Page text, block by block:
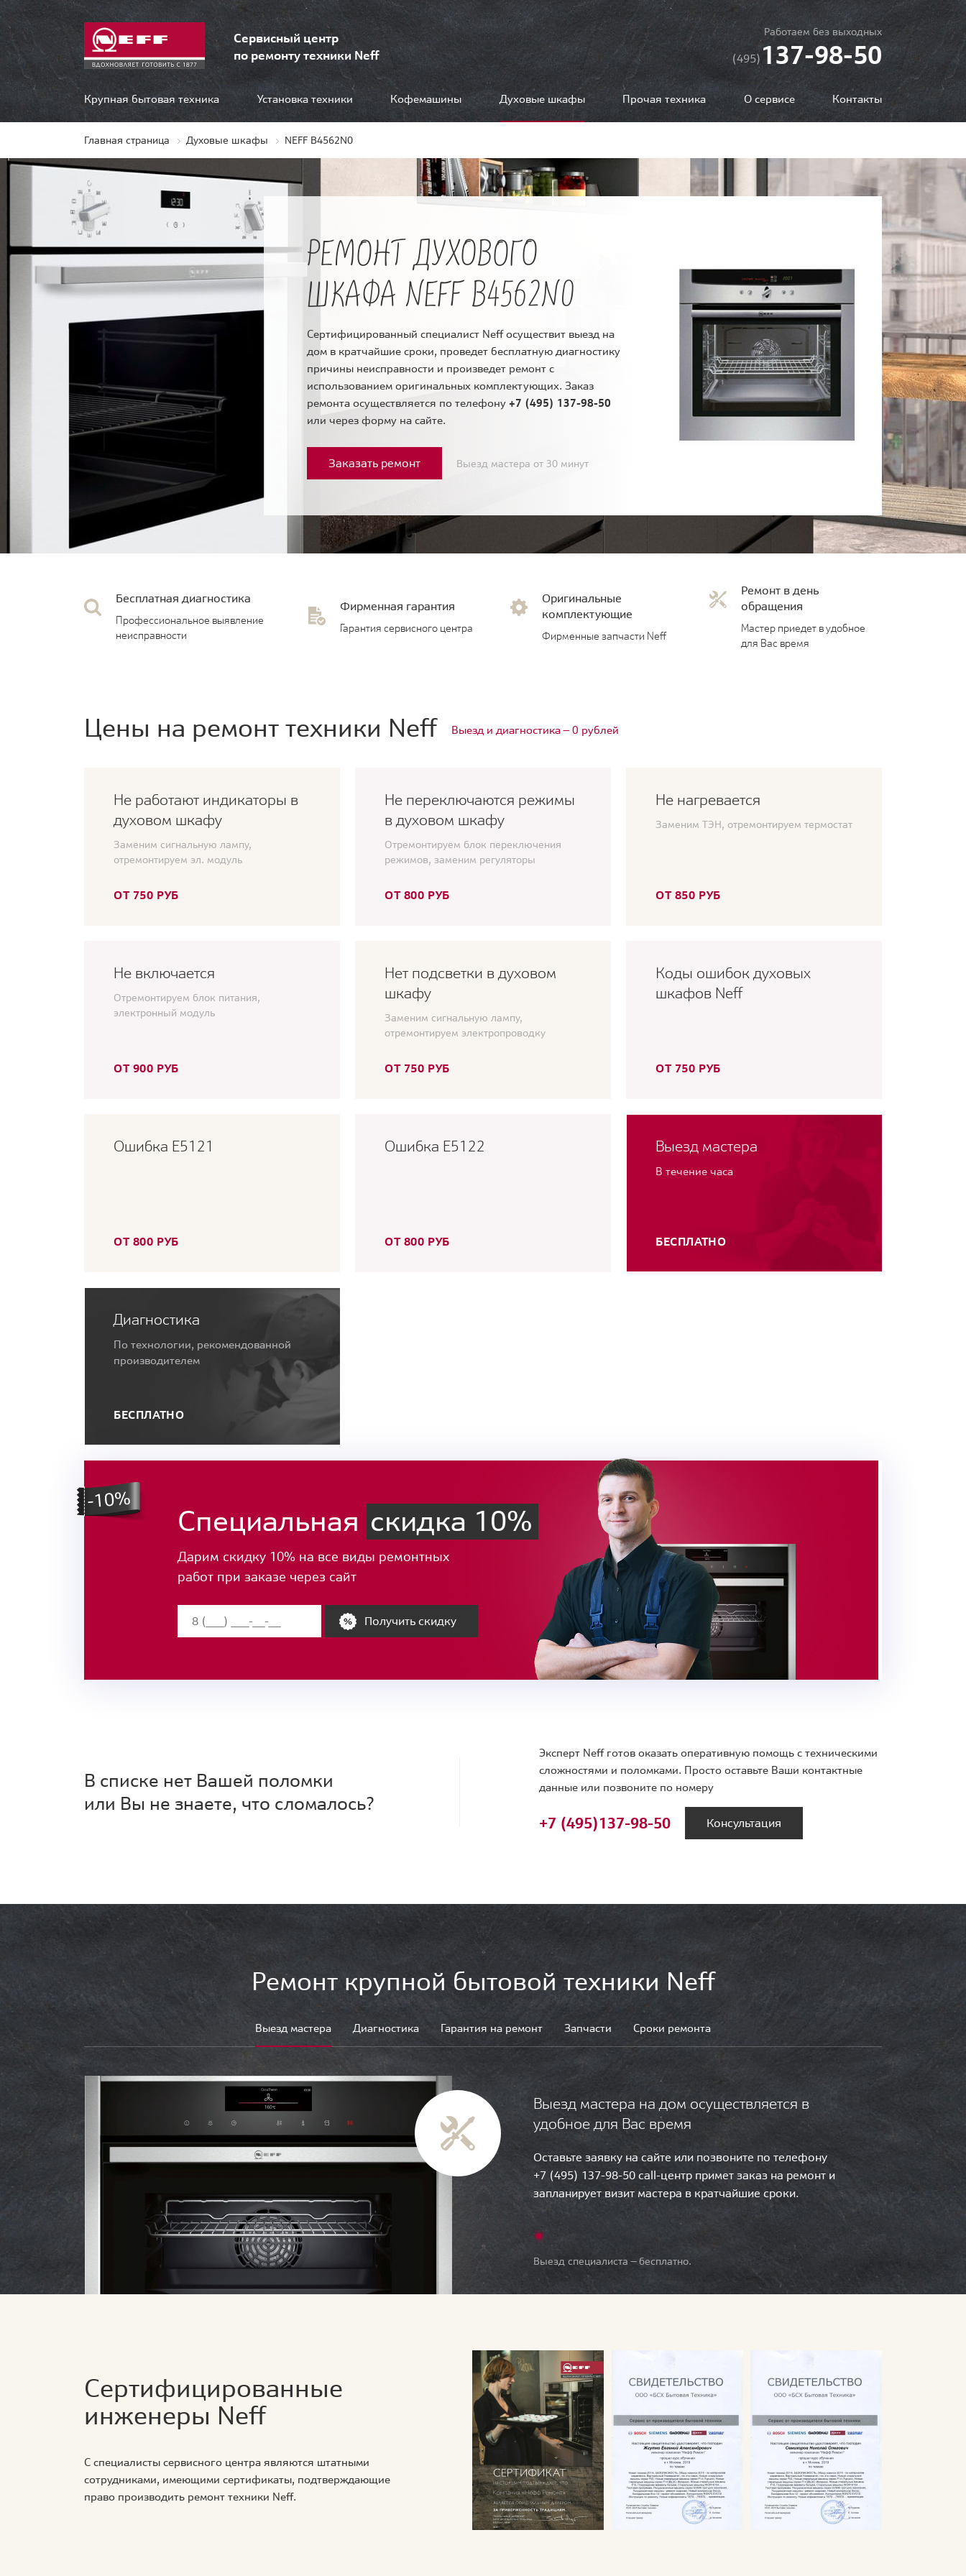
Сервисный центр
по ремонту техники Neff
Работаем без выходных
(495)137-98-50
Крупная бытовая техника Установка техники Кофемашины Духовые шкафы Прочая техника О сервисе Контакты
Главная страница Духовые шкафы NEFF B4562N0
РЕМОНТ ДУХОВОГО
ШКАФА NEFF B4562N0
Сертифицированный специалист Neff осуществит выезд на
дом в кратчайшие сроки, проведет бесплатную диагностику
причины неисправности и произведет ремонт с
использованием оригинальных комплектующих. Заказ
ремонта осуществляется по телефону +7 (495) 137-98-50
или через форму на сайте.
Заказать ремонт Выезд мастера от 30 минут
Бесплатная диагностика
Профессиональное выявление
неисправности
Фирменная гарантия
Гарантия сервисного центра
Оригинальные
комплектующие
Фирменные запчасти Neff
Ремонт в день
обращения
Мастер приедет в удобное
для Вас время
Цены на ремонт техники Neff Выезд и диагностика — 0 рублей
Не работают индикаторы в
духовом шкафу
Заменим сигнальную лампу,
отремонтируем эл. модуль
ОТ 750 РУБ
Не переключаются режимы
в духовом шкафу
Отремонтируем блок переключения
режимов, заменим регуляторы
ОТ 800 РУБ
Не нагревается
Заменим ТЭН, отремонтируем термостат
ОТ 850 РУБ
Не включается
Отремонтируем блок питания,
электронный модуль
ОТ 900 РУБ
Нет подсветки в духовом
шкафу
Заменим сигнальную лампу,
отремонтируем электропроводку
ОТ 750 РУБ
Коды ошибок духовых
шкафов Neff
ОТ 750 РУБ
Ошибка E5121
ОТ 800 РУБ
Ошибка E5122
ОТ 800 РУБ
Выезд мастера
В течение часа
БЕСПЛАТНО
Диагностика
По технологии, рекомендованной
производителем
БЕСПЛАТНО
Специальная скидка 10%
Дарим скидку 10% на все виды ремонтных
работ при заказе через сайт
Получить скидку
В списке нет Вашей поломки
или Вы не знаете, что сломалось?
Эксперт Neff готов оказать оперативную помощь с техническими
сложностями и поломками. Просто оставьте Ваши контактные
данные или позвоните по номеру
+7 (495)137-98-50 Консультация
Ремонт крупной бытовой техники Neff
Выезд мастера Диагностика Гарантия на ремонт Запчасти Сроки ремонта
Выезд мастера на дом осуществляется в
удобное для Вас время
Оставьте заявку на сайте или позвоните по телефону
+7 (495) 137-98-50 call-центр примет заказ на ремонт и
запланирует визит мастера в кратчайшие сроки.
Выезд специалиста — бесплатно.
Сертифицированные
инженеры Neff
С специалисты сервисного центра являются штатными
сотрудниками, имеющими сертификаты, подтверждающие
право производить ремонт техники Neff.